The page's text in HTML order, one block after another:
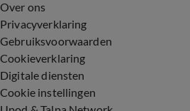
Over ons
Privacyverklaring
Gebruiksvoorwaarden
Cookieverklaring
Digitale diensten
Cookie instellingen